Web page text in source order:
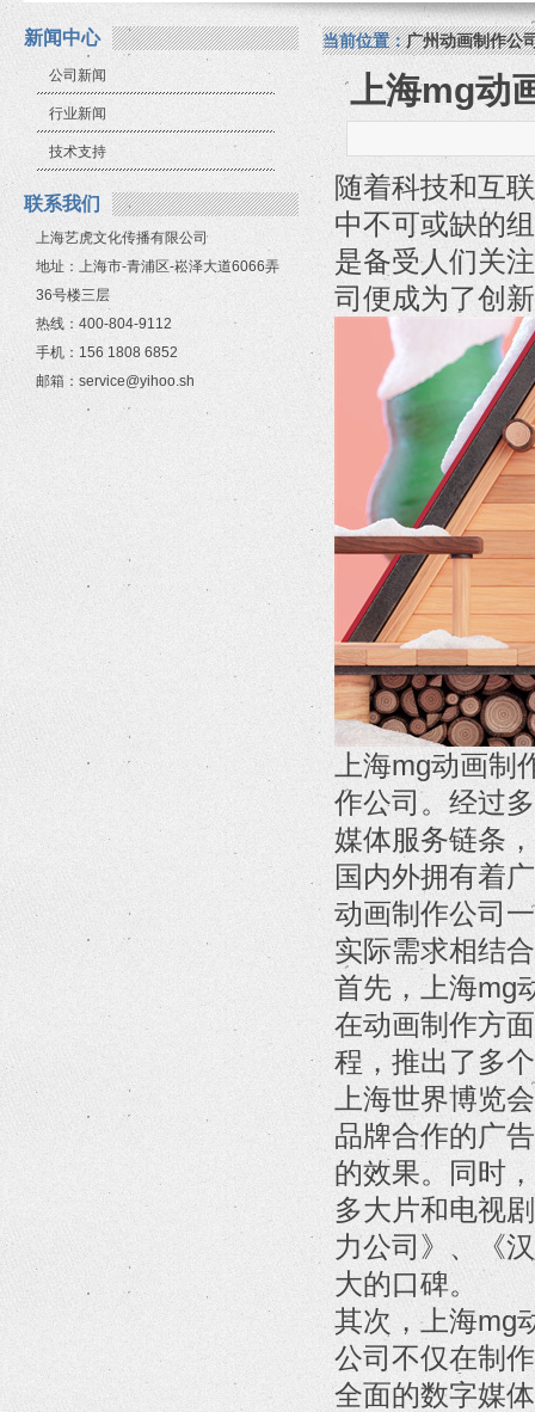
新闻中心
公司新闻
行业新闻
技术支持
联系我们
上海艺虎文化传播有限公司
地址：上海市-青浦区-崧泽大道6066弄
36号楼三层
热线：400-804-9112
手机：156 1808 6852
邮箱：service@yihoo.sh
当前位置：广州动画制作公
上海mg动
随着科技和互
中不可或缺的
是备受人们关
司便成为了创
上海mg动画
作公司。经过
媒体服务链条
国内外拥有着
动画制作公司
实际需求相结
首先，上海mg
在动画制作方
程，推出了多
上海世界博览
品牌合作的广
的效果。同时
多大片和电视
力公司》、《
大的口碑。
其次，上海mg
公司不仅在制
全面的数字媒